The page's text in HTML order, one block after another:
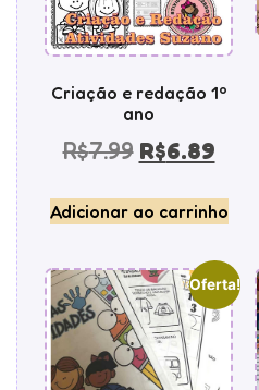
Criação e redação 1º
ano
R$7.99 R$6.89
Adicionar ao carrinho
Oferta!